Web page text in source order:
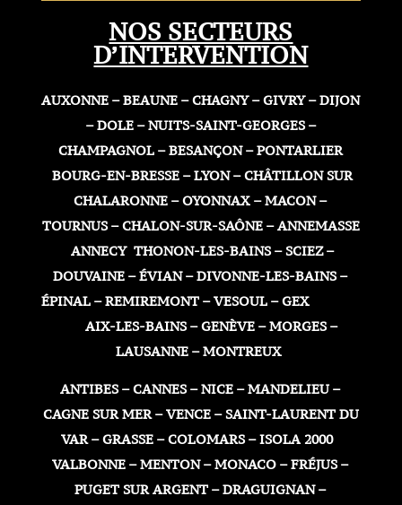
NOS SECTEURS
D’INTERVENTION
AUXONNE – BEAUNE – CHAGNY – GIVRY – DIJON
– DOLE – NUITS-SAINT-GEORGES –
CHAMPAGNOL – BESANÇON – PONTARLIER
BOURG-EN-BRESSE – LYON – CHÂTILLON SUR
CHALARONNE – OYONNAX – MACON –
TOURNUS – CHALON-SUR-SAÔNE – ANNEMASSE
ANNECY THONON-LES-BAINS – SCIEZ –
DOUVAINE – ÉVIAN – DIVONNE-LES-BAINS –
ÉPINAL – REMIREMONT – VESOUL – GEX
AIX-LES-BAINS – GENÈVE – MORGES –
LAUSANNE – MONTREUX
ANTIBES – CANNES – NICE – MANDELIEU –
CAGNE SUR MER – VENCE – SAINT-LAURENT DU
VAR – GRASSE – COLOMARS – ISOLA 2000
VALBONNE – MENTON – MONACO – FRÉJUS –
PUGET SUR ARGENT – DRAGUIGNAN –